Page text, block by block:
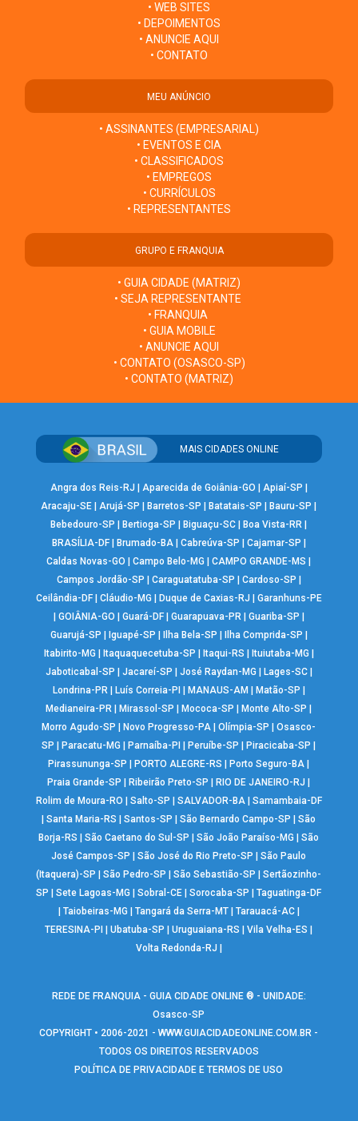
• WEB SITES
• DEPOIMENTOS
• ANUNCIE AQUI
• CONTATO
MEU ANÚNCIO
• ASSINANTES (EMPRESARIAL)
• EVENTOS E CIA
• CLASSIFICADOS
• EMPREGOS
• CURRÍCULOS
• REPRESENTANTES
GRUPO E FRANQUIA
• GUIA CIDADE (MATRIZ)
• SEJA REPRESENTANTE
• FRANQUIA
• GUIA MOBILE
• ANUNCIE AQUI
• CONTATO (OSASCO-SP)
• CONTATO (MATRIZ)
MAIS CIDADES ONLINE
Angra dos Reis-RJ Aparecida de Goiânia-GO Apiaí-SP
Aracaju-SE |Arujá-SP Barretos-SP Batatais-SP Bauru-SP
Bebedouro-SP
Bertioga-SP Biguaçu-SC Boa Vista-RR
BRASÍLIA-DF| Brumado-BA| Cabreúva-SP Cajamar-SP
Caldas Novas-GO
|Campo Belo-MG |CAMPO GRANDE-MS
Campos Jordão-SP
Caraguatatuba-SP Cardoso-SP
Ceilândia-DF| Cláudio-MG Duque de Caxias-RJ
Garanhuns-PE
GOIÂNIA-GO Guará-DF| Guarapuava-PR| Guariba-SP
Guarujá-SP
Iguapé-SP Ilha Bela-SP Ilha Comprida-SP
Itabirito-MG
Itaquaquecetuba-SP Itaqui-RS Ituiutaba-MG
Jaboticabal-SP
Jacareí-SP José Raydan-MG Lages-SC|
Londrina-PR| Luís Correia-PI MANAUS-AM Matão-SP
Medianeira-PR
Mirassol-SP Mococa-SP Monte Alto-SP
Morro Agudo-SP
Novo Progresso-PA |Olímpia-SP |Osasco-
SP
Paracatu-MG Parnaíba-PI Peruíbe-SP Piracicaba-SP
Pirassununga-SP
PORTO ALEGRE-RS Porto Seguro-BA
Praia Grande-SP
Ribeirão Preto-SP RIO DE JANEIRO-RJ
Rolim de Moura-RO
Salto-SP SALVADOR-BA| Samambaia-DF
|Santa Maria-RS |Santos-SP |São Bernardo Campo-SP |São
Borja-RS
|São Caetano do Sul-SP |São João Paraíso-MG |São
José Campos-SP
|São José do Rio Preto-SP |São Paulo
(Itaquera)-SP
|São Pedro-SP |São Sebastião-SP |Sertãozinho-
SP
|Sete Lagoas-MG |Sobral-CE |Sorocaba-SP |Taguatinga-DF
Taiobeiras-MG Tangará da Serra-MT| Tarauacá-AC|
TERESINA-PI
|Ubatuba-SP |Uruguaiana-RS |Vila Velha-ES
Volta Redonda-RJ
REDE DE FRANQUIA - GUIA CIDADE ONLINE ® - UNIDADE:
Osasco-SP
COPYRIGHT • 2006-2021 -WWW.GUIACIDADEONLINE.COM.BR -
TODOS OS DIREITOS RESERVADOS
POLÍTICA DE PRIVACIDADE E TERMOS DE USO